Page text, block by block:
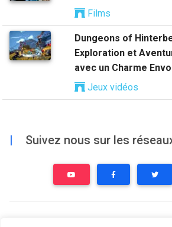
Films
Dungeons of
Exploration et
avec un Charme
Jeux vidéos
| Suivez nous sur les